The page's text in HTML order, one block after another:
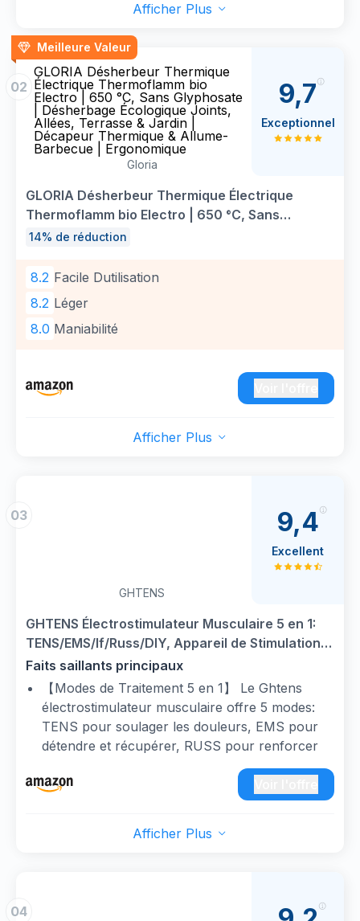
Afficher Plus
Meilleure Valeur
02
GLORIA Désherbeur Thermique
Électrique Thermoflamm bio
Electro | 650 °C, Sans Glyphosate
| Désherbage Écologique Joints,
Allées, Terrasse & Jardin |
Décapeur Thermique & Allume-
Barbecue | Ergonomique
Gloria
GLORIA Désherbeur Thermique Électrique
Thermoflamm bio Electro | 650 °C, Sans
Glyphosate | Désherbage Écologique Joints,
& Allume-Barbecue | Ergonomique
14% de réduction
8.2 Facile Dutilisation
8.2 Léger
8.0 Maniabilité
9,7
Exceptionnel
Afficher Plus
03
GHTENS
GHTENS Électrostimulateur Musculaire 5 en 1:
TENS/EMS/If/Russ/DIY, Appareil de Stimulation
Électrique Rechargeable, 80 Programmes, 2
Canaux, 8 Électrodes (Blanc)
Faits saillants principaux
【Modes de Traitement 5 en 1】 Le Ghtens
électrostimulateur musculaire offre 5 modes:
TENS pour soulager les douleurs, EMS pour
détendre et récupérer, RUSS pour renforcer
les muscles, IF pour les douleurs chroniques et
DIY pour un traitement personnalisé. Efficace
contre les douleurs du dos, menstruelles,
épaules, jambes et pieds. Soulagement précis,
9,4
Excellent
Afficher Plus
04